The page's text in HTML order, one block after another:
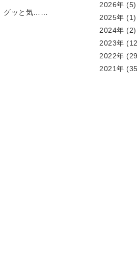
グッと気……
2026年 (5)
2025年 (1)
2024年 (2)
2023年
2022年
2021年